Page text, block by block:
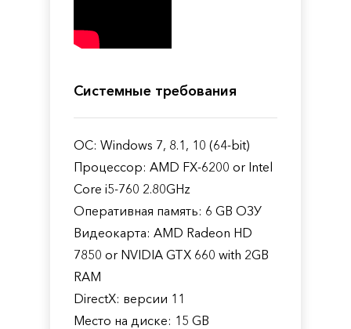
Системные требования
ОС: Windows 7, 8.1, 10 (64-bit)
Процессор: AMD FX-6200 or Intel
Core i5-760 2.80GHz
Оперативная память: 6 GB ОЗУ
Видеокарта: AMD Radeon HD
7850 or NVIDIA GTX 660 with 2GB
RAM
DirectX: версии 11
Место на диске: 15 GB